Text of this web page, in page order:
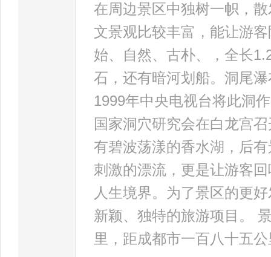
在周边景区中独树一帜，
文景观比较丰富，能让游
始、自然、古朴、，全长
石，还有暗河划船。洞尾
1999年中央电视台将此洞
国家洞穴研究会在白龙宫
有碧波荡漾的香水湖，后
刺激的漂流，更是让游客
人生境界。为了景区的更
新颖、独特的旅游项目。
里，距成都市一百八十五